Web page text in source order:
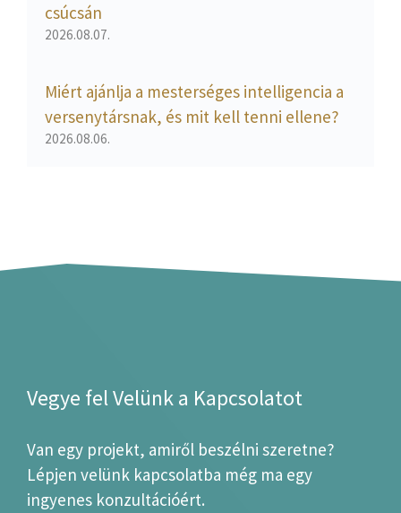
csúcsán
2026.08.07.
Miért ajánlja a mesterséges intelligencia a
versenytársnak, és mit kell tenni ellene?
2026.08.06.
Vegye fel Velünk a Kapcsolatot
Van egy projekt, amiről beszélni szeretne?
Lépjen velünk kapcsolatba még ma egy
ingyenes konzultációért.